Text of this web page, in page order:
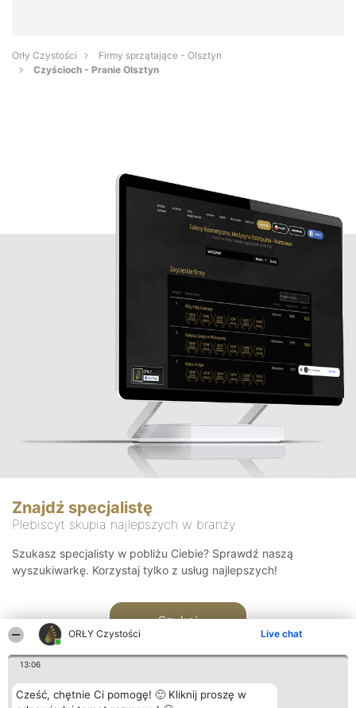
ORŁY Czystości Live chat
13:06
Cześć, chętnie Ci pomogę! 🙂 Kliknij proszę w
Orły Czystości
Firmy sprzątające - Olsztyn
Czyścioch - Pranie Olsztyn
Znajdź specjalistę
Plebiscyt skupia najlepszych w branży
Szukasz specjalisty w pobliżu Ciebie? Sprawdź naszą
wyszukiwarkę. Korzystaj tylko z usług najlepszych!
Szukaj